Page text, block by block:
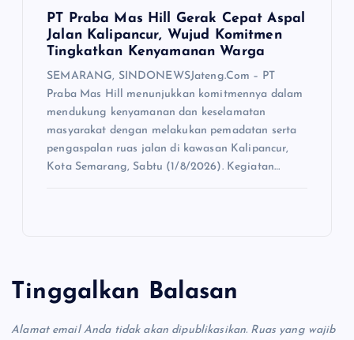
PT Praba Mas Hill Gerak Cepat Aspal
Jalan Kalipancur, Wujud Komitmen
Tingkatkan Kenyamanan Warga
SEMARANG, SINDONEWSJateng.Com – PT
Praba Mas Hill menunjukkan komitmennya dalam
mendukung kenyamanan dan keselamatan
masyarakat dengan melakukan pemadatan serta
pengaspalan ruas jalan di kawasan Kalipancur,
Kota Semarang, Sabtu (1/8/2026). Kegiatan…
Tinggalkan Balasan
Alamat email Anda tidak akan dipublikasikan. Ruas yang wajib